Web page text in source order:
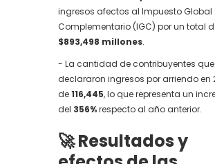
ingresos afectos al Impuesto Global
Complementario (IGC) por un total
$893,498 millones.
- La cantidad de contribuyentes que
declararon ingresos por arriendo en
de116,445, lo que representa un
del 356%respecto al año anterior.
🚀 Resultados y